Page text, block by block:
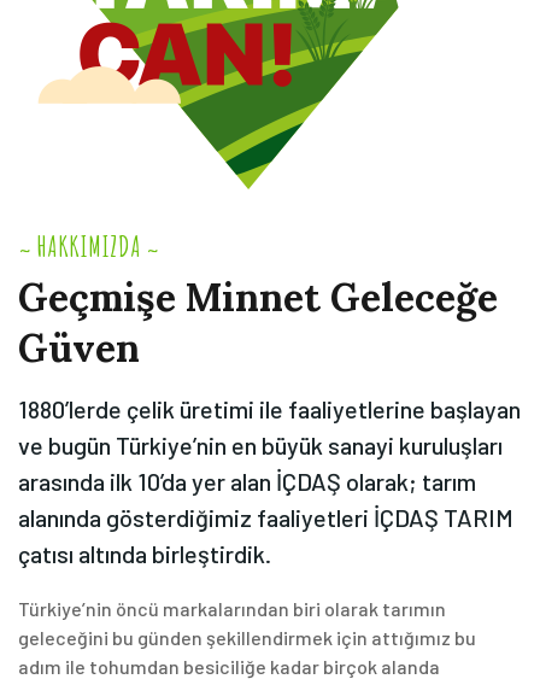
~ HAKKIMIZDA ~
Geçmişe Minnet Geleceğe
Güven
1880’lerde çelik üretimi ile faaliyetlerine başlayan
ve bugün Türkiye’nin en büyük sanayi kuruluşları
arasında ilk 10’da yer alan İÇDAŞ olarak; tarım
alanında gösterdiğimiz faaliyetleri İÇDAŞ TARIM
çatısı altında birleştirdik.
Türkiye’nin öncü markalarından biri olarak tarımın
geleceğini bu günden şekillendirmek için attığımız bu
adım ile tohumdan besiciliğe kadar birçok alanda